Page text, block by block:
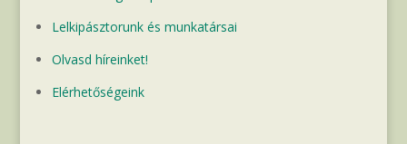
Lelkipásztorunk és munkatársai
Olvasd híreinket!
Elérhetőségeink